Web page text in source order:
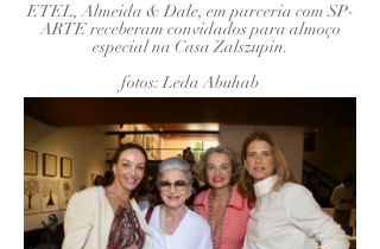
ETEL, Almeida & Dale, em parceria com SP-
ARTE receberam convidados para almoço
especial na Casa Zalszupin.
fotos: Leda Abuhab